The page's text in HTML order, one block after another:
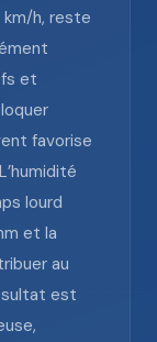
km/h, reste
et
favorise
lourd
et la
au
est